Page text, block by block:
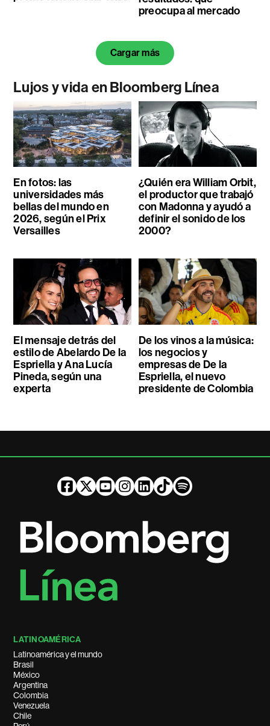
preocupa al mercado
Cargar más
Lujos y vida en Bloomberg Línea
En fotos: las
universidades más
bellas del mundo en
2026, según el Prix
Versailles
¿Quién era William Orbit,
el productor que trabajó
con Madonna y ayudó a
definir el sonido de los
2000?
El mensaje detrás del
estilo de Abelardo De la
Espriella y Ana Lucía
Pineda, según una
experta
De los vinos a la música:
los negocios y
empresas de De la
Espriella, el nuevo
presidente de Colombia
LATINOAMÉRICA
Latinoamérica y el mundo
Brasil
México
Argentina
Colombia
Venezuela
Chile